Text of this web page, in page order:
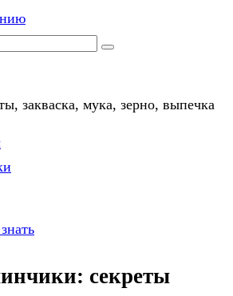
закваска, мука, зерно, выпечка
секреты